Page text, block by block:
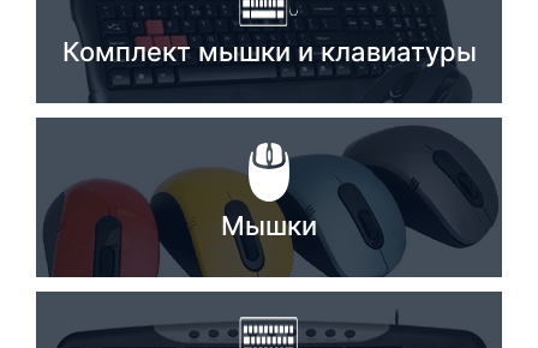
Стереосистемы
Серверное оборудование
UPS Источники бесперебойного питания
Мышки и Клавиатуры
Наушники
Сетевое оборудование
Системы охлаждения
Комплект мышки и клавиатуры
Мышки